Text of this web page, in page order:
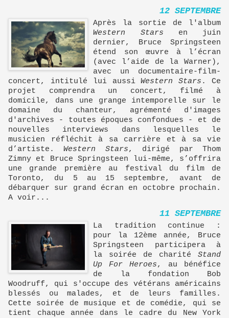
12 SEPTEMBRE
Après la sortie de l'album
Western Stars en juin
dernier, Bruce Springsteen
étend son œuvre à l’écran
(avec l’aide de la Warner),
avec un documentaire-film-
concert, intitulé lui aussiWestern Stars . Ce
projet comprendra un concert, filmé à
domicile, dans une grange intemporelle sur le
domaine du chanteur, agrémenté d'images
d'archives - toutes époques confondues - et de
nouvelles interviews dans lesquelles le
musicien réfléchit à sa carrière et à sa vie
d’artiste.Western Stars, dirigé par Thom
Zimny et Bruce Springsteen lui-même, s’offrira
une grande première au festival du film de
Toronto, du 5 au 15 septembre, avant de
débarquer sur grand écran en octobre prochain.
A voir...
11 SEPTEMBRE
La tradition continue :
pour la 12ème année, Bruce
Springsteen participera à
la soirée de charité Stand
Up For Heroes, au bénéfice
de la fondation Bob
Woodruff, qui s'occupe des vétérans américains
blessés ou malades, et de leurs familles.
Cette soirée de musique et de comédie, qui se
tient chaque année dans le cadre du New York